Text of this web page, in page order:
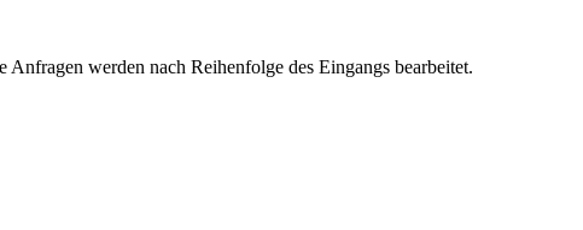
werden nach Reihenfolge des Eingangs bearbeitet.